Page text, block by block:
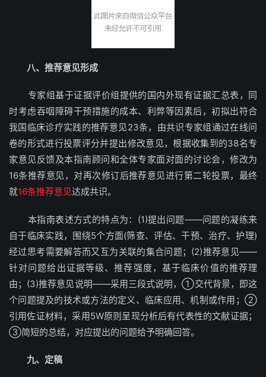
八、推荐意见形成
专家组基于证据评价组提供的国内外现有证据汇总表，同
时考虑吞咽障碍干预措施的成本、利弊等因素后，初拟出符合
我国临床诊疗实践的推荐意见23条，由共识专家组通过在线问
卷的形式进行投票评分并提出修改意见，根据收集到的38名专
家意见反馈及本指南顾问和全体专家面对面的讨论会，修改为
16条推荐意见，对再次修订后推荐意见进行第二轮投票，最终
就16条推荐意见达成共识。
本指南表述方式的特点为：(1)提出问题——问题的凝练来
自于临床实践，围绕5个方面(筛查、评估、干预、治疗、护理)
经过思考需要解答而又互为关联的集合问题；(2)推荐意见——
针对问题给出证据等级、推荐强度，基于临床价值的推荐理
由；(3)推荐意见说明——采用三段式说明，①交代背景，即这
个问题提及的技术或方法的定义、临床应用、机制或作用；②
引用佐证材料，采用5W原则呈现分析后有代表性的文献证据；
③简短的总结，对应提出的问题给予明确回答。
九、定稿